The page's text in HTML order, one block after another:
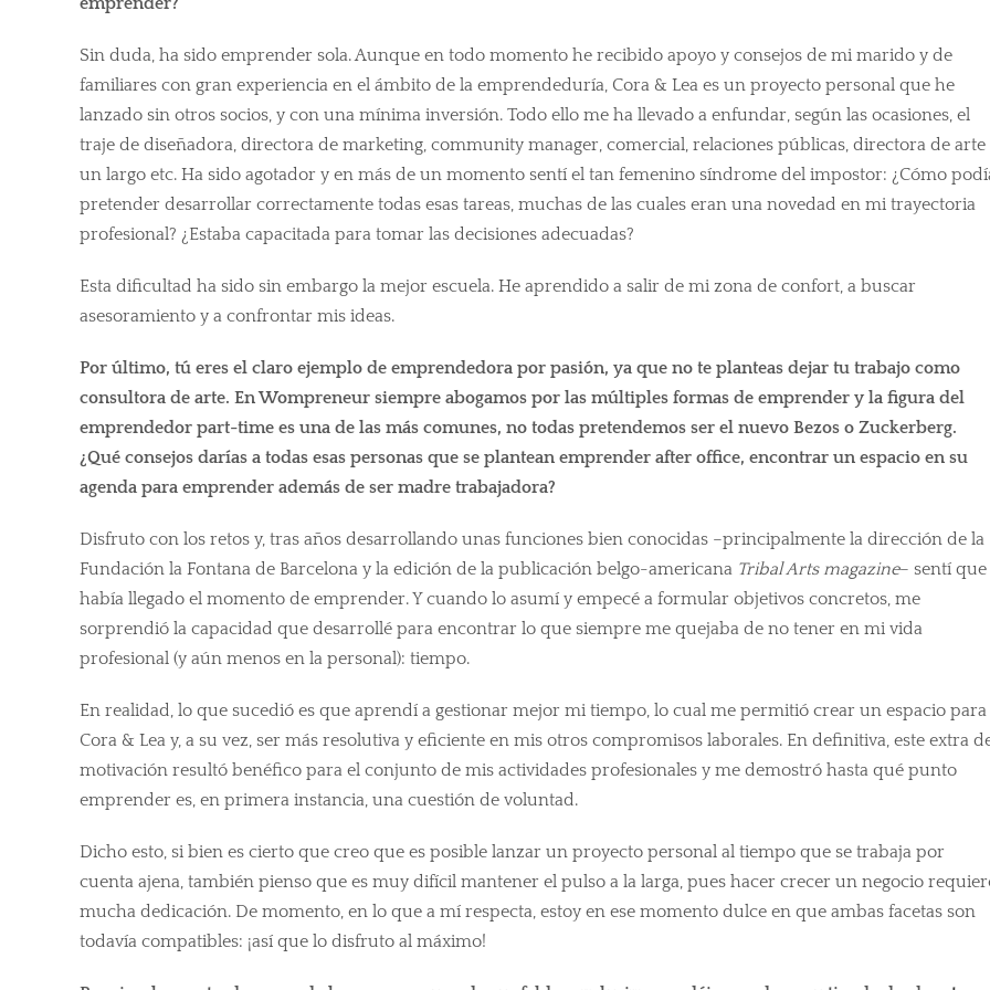
Sin duda, ha sido emprender sola. Aunque en todo momento he recibido apoyo y consejos de mi marido y de
familiares con gran experiencia en el ámbito de la emprendeduría, Cora & Lea es un proyecto personal que he
lanzado sin otros socios, y con una mínima inversión. Todo ello me ha llevado a enfundar, según las ocasiones, el
traje de diseñadora, directora de marketing, community manager, comercial, relaciones públicas, directora de arte
un largo etc. Ha sido agotador y en más de un momento sentí el tan femenino síndrome del impostor: ¿Cómo
pretender desarrollar correctamente todas esas tareas, muchas de las cuales eran una novedad en mi trayectoria
profesional? ¿Estaba capacitada para tomar las decisiones adecuadas?
Esta dificultad ha sido sin embargo la mejor escuela. He aprendido a salir de mi zona de confort, a buscar
asesoramiento y a confrontar mis ideas.
Por último, tú eres el claro ejemplo de emprendedora por pasión, ya que no te planteas dejar tu trabajo como
consultora de arte. En Wompreneur siempre abogamos por las múltiples formas de emprender y la figura del
emprendedor part-time es una de las más comunes, no todas pretendemos ser el nuevo Bezos o Zuckerberg.
¿Qué consejos darías a todas esas personas que se plantean emprender after office, encontrar un espacio en su
agenda para emprender además de ser madre trabajadora?
Disfruto con los retos y, tras años desarrollando unas funciones bien conocidas –principalmente la dirección de la
Fundación la Fontana de Barcelona y la edición de la publicación belgo-americana Tribal Arts magazine– sentí que
había llegado el momento de emprender. Y cuando lo asumí y empecé a formular objetivos concretos, me
sorprendió la capacidad que desarrollé para encontrar lo que siempre me quejaba de no tener en mi vida
profesional (y aún menos en la personal): tiempo.
En realidad, lo que sucedió es que aprendí a gestionar mejor mi tiempo, lo cual me permitió crear un espacio para
Cora & Lea y, a su vez, ser más resolutiva y eficiente en mis otros compromisos laborales. En definitiva, este extra
motivación resultó benéfico para el conjunto de mis actividades profesionales y me demostró hasta qué punto
emprender es, en primera instancia, una cuestión de voluntad.
Dicho esto, si bien es cierto que creo que es posible lanzar un proyecto personal al tiempo que se trabaja por
cuenta ajena, también pienso que es muy difícil mantener el pulso a la larga, pues hacer crecer un negocio
mucha dedicación. De momento, en lo que a mí respecta, estoy en ese momento dulce en que ambas facetas son
todavía compatibles: ¡así que lo disfruto al máximo!